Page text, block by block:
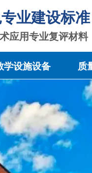
业建设标准
应用专业复评材料
学设施设备 质